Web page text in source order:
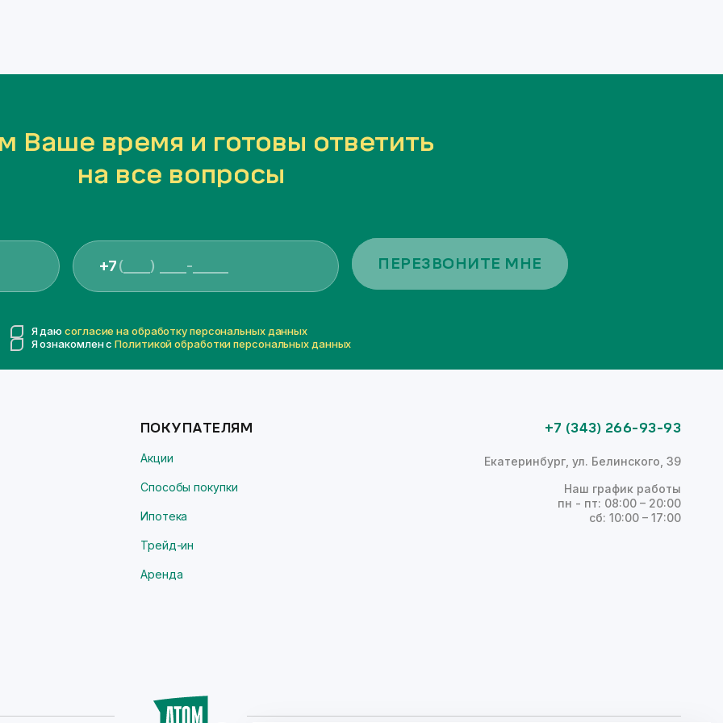
Ваше время и готовы ответить
на все вопросы
+7 ПЕРЕЗВОНИТЕ МНЕ
Я даю согласие на обработку персональных данных
Я ознакомлен с Политикой обработки персональных данных
ПОКУПАТЕЛЯМ
Акции
Способы покупки
Ипотека
Трейд-ин
Аренда
+7 (343) 266-93-93
Екатеринбург, ул. Белинского, 39
Наш график работы
пн - пт: 08:00 – 20:00
сб: 10:00 – 17:00